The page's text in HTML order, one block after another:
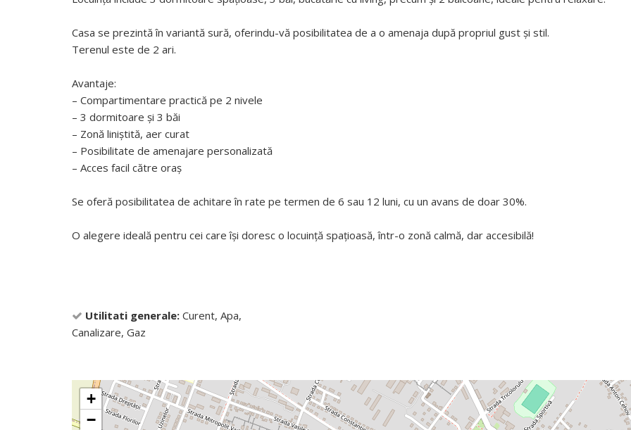
Casa se prezintă în variantă sură, oferindu-vă posibilitatea de a o amenaja după propriul gust și stil.
Terenul este de 2 ari.
Avantaje:
– Compartimentare practică pe 2 nivele
– 3 dormitoare și 3 băi
– Zonă liniștită, aer curat
– Posibilitate de amenajare personalizată
– Acces facil către oraș
Se oferă posibilitatea de achitare în rate pe termen de 6 sau 12 luni, cu un avans de doar 30%.
O alegere ideală pentru cei care își doresc o locuință spațioasă, într-o zonă calmă, dar accesibilă!
Utilitati generale: Curent, Apa,
Canalizare, Gaz
+
−